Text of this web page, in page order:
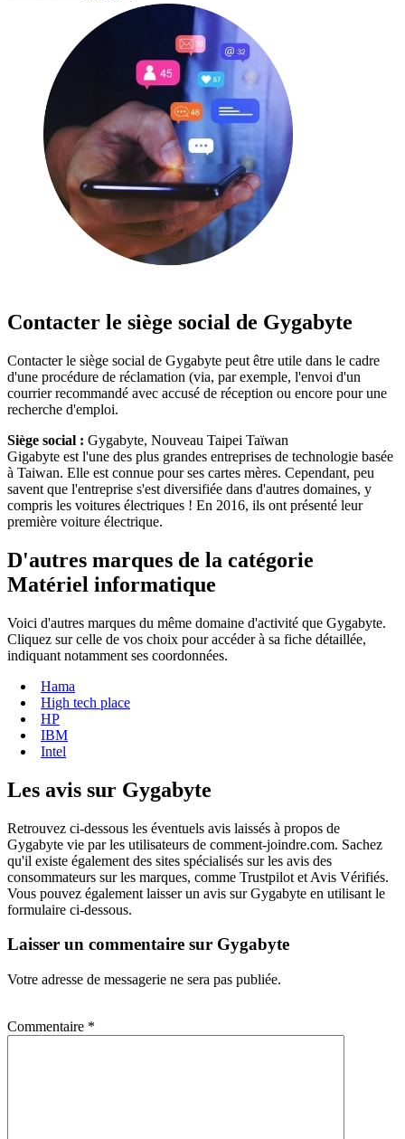
Contacter le siège social de Gygabyte
Contacter le siège social de Gygabyte peut être utile dans le cadre
d'une procédure de réclamation (via, par exemple, l'envoi d'un
courrier recommandé avec accusé de réception ou encore pour une
recherche d'emploi.
Siège social : Gygabyte, Nouveau Taipei Taïwan
Gigabyte est l'une des plus grandes entreprises de technologie basée
à Taiwan. Elle est connue pour ses cartes mères. Cependant, peu
savent que l'entreprise s'est diversifiée dans d'autres domaines, y
compris les voitures électriques ! En 2016, ils ont présenté leur
première voiture électrique.
D'autres marques de la catégorie
Matériel informatique
Voici d'autres marques du même domaine d'activité que Gygabyte.
Cliquez sur celle de vos choix pour accéder à sa fiche détaillée,
indiquant notamment ses coordonnées.
Hama
High tech place
HP
IBM
Intel
Les avis sur Gygabyte
Retrouvez ci-dessous les éventuels avis laissés à propos de
Gygabyte vie par les utilisateurs de comment-joindre.com. Sachez
qu'il existe également des sites spécialisés sur les avis des
consommateurs sur les marques, comme Trustpilot et Avis Vérifiés.
Vous pouvez également laisser un avis sur Gygabyte en utilisant le
formulaire ci-dessous.
Laisser un commentaire sur Gygabyte
Votre adresse de messagerie ne sera pas publiée.
Commentaire *